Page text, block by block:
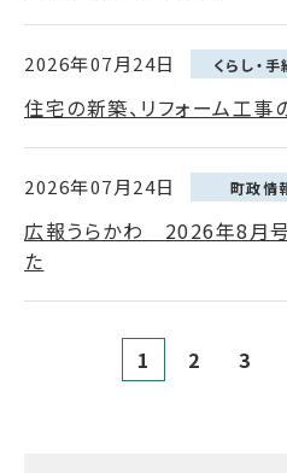
2026年07月24日 くらし・手
住宅の新築、リフォーム工
2026年07月24日 町政情
広報うらかわ 2026年8月号
た
1 2 3